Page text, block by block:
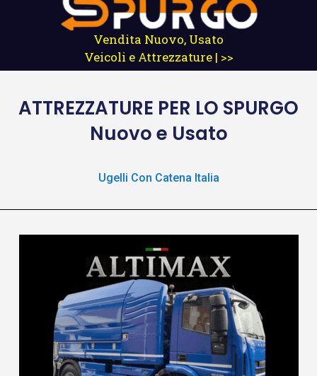
Vendita Nuovo, Usato
Veicoli e Attrezzature | >>
ATTREZZATURE PER LO SPURGO
Nuovo e Usato
Ugelli Con Catena Italia